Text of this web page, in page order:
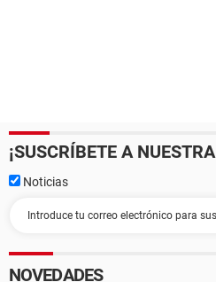
¡SUSCRÍBETE A
Noticias
NOVEDADES